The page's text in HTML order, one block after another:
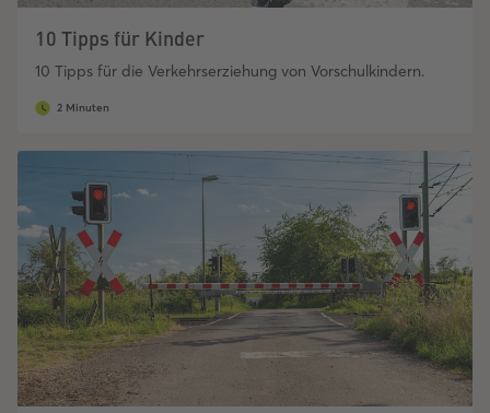
10 Tipps für Kinder
10 Tipps für die Verkehrserziehung von Vorschulkindern.
2 Minuten